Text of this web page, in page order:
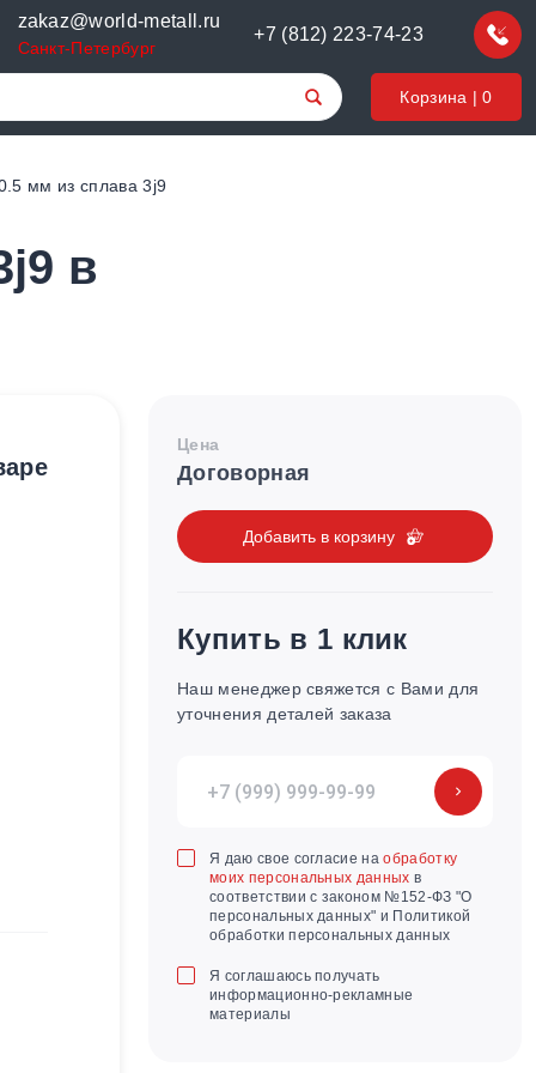
zakaz@world-metall.ru
Санкт-Петербург
+7 (812) 223-74-23
Корзина |0
мм из сплава 3j9
в
Цена
Договорная
Добавить в корзину
Купить в 1 клик
Наш менеджер свяжется с Вами для
уточнения деталей заказа
Я даю свое согласие наобработку
моих персональных данных в
соответствии с законом №152-ФЗ "О
персональных данных" и Политикой
обработки персональных данных
Я соглашаюсь получать
информационно-рекламные
материалы